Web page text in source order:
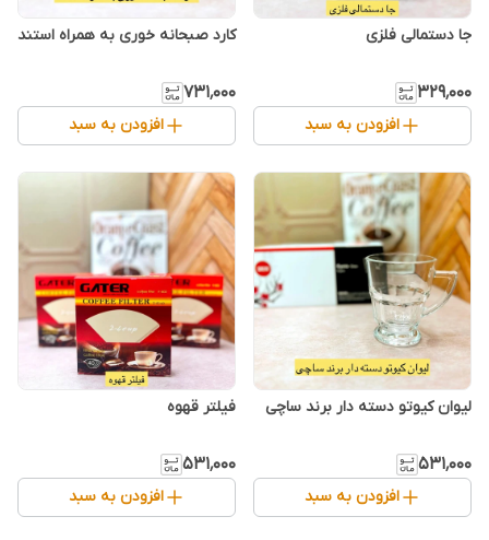
جا دستمالی فلزی
۳۲۹٬۰۰۰
افزودن به سبد
کارد صبحانه خوری به همراه استند
۷۳۱٬۰۰۰
افزودن به سبد
لیوان کیوتو دسته دار برند ساچی
۵۳۱٬۰۰۰
افزودن به سبد
فیلتر قهوه
۵۳۱٬۰۰۰
افزودن به سبد